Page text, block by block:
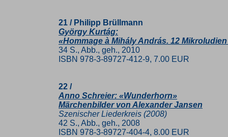
21 / Philipp Brüllmann
György Kurtág:
«Hommage à Mihály András. 12
34 S., Abb., geh., 2010
ISBN 978-3-89727-412-9, 7.00 EUR
22 /
Anno Schreier: «Wunderhorn»
Märchenbilder von Alexander Jansen
Szenischer Liederkreis (2008)
42 S., Abb., geh., 2008
ISBN 978-3-89727-404-4, 8.00 EUR